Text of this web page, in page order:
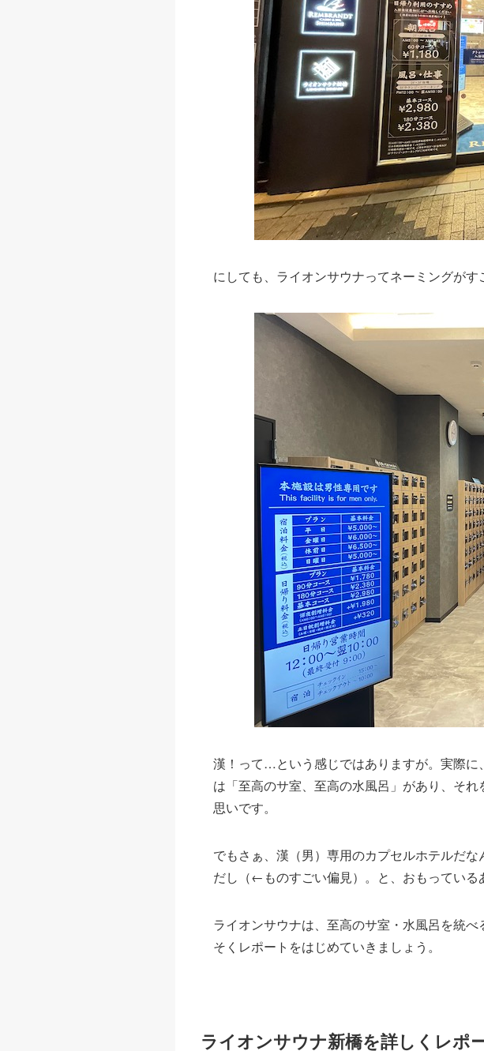
にしても、ライオンサウナってネーミングが
漢！って…という感じではありますが。実際
は「至高のサ室、至高の水風呂」があり、そ
思いです。
でもさぁ、漢（男）専用のカプセルホテルだ
だし（←ものすごい偏見）。と、おもっている
ライオンサウナは、至高のサ室・水風呂を統
そくレポートをはじめていきましょう。
ライオンサウナ新橋を詳しくレポ